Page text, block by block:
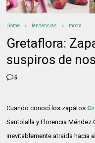
Home tendencias moda
Gretaflora:
suspiros de
5
Cuando conocí los zapatos
Santolalla y Florencia Méndez
inevitablemente atraída hacia